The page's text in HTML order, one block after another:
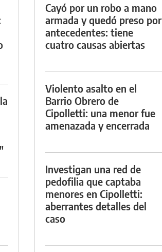
Cayó por un robo a mano
armada y quedó preso por
antecedentes: tiene
cuatro causas abiertas
Violento asalto en el
Barrio Obrero de
Cipolletti: una menor fue
amenazada y encerrada
Investigan una red de
pedofilia que captaba
menores en Cipolletti:
aberrantes detalles del
caso